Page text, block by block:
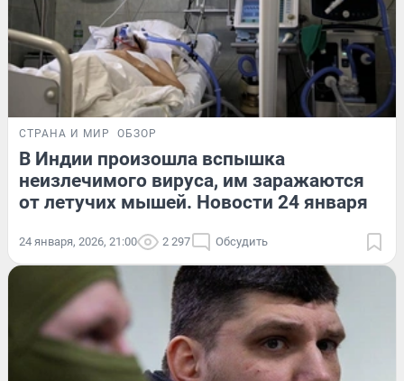
СТРАНА И МИР ОБЗОР
В Индии произошла вспышка
неизлечимого вируса, им заражаются
от летучих мышей. Новости 24 января
24 января, 2026, 21:00 2 297 Обсудить